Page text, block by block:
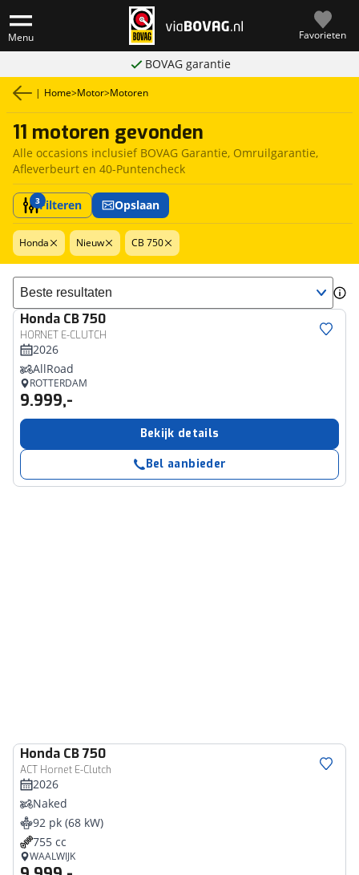
Menu Favorieten
BOVAG garantie
| Home>Motor>Motoren
11 motoren gevonden
Alle occasions inclusief BOVAG Garantie, Omruilgarantie,
Afleverbeurt en 40-Puntencheck
3Filteren Opslaan
Honda Nieuw CB 750
Sorteer resultaten
Honda CB 750
HORNET E-CLUTCH
2026
AllRoad
ROTTERDAM
9.999,-
Bekijk details
Bel aanbieder
Honda CB 750
ACT Hornet E-Clutch
2026
Naked
92 pk (68 kW)
755 cc
WAALWIJK